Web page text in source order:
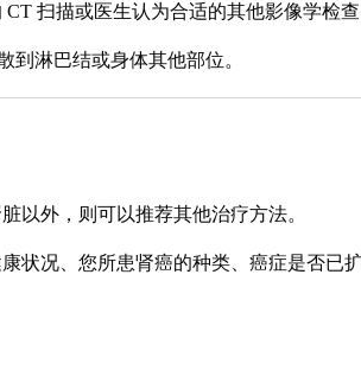
CT 扫描或医生认为合适的其他影像学检查
淋巴结或身体其他部位。
以外，则可以推荐其他治疗方法。
况、您所患肾癌的种类、癌症是否已